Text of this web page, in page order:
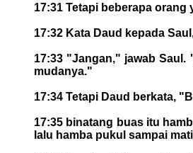
17:31 Tetapi beberapa
17:32 Kata Daud kepada
17:33 "Jangan," jawab
mudanya."
17:34 Tetapi Daud berkata,
17:35 binatang buas itu
lalu hamba pukul sampai